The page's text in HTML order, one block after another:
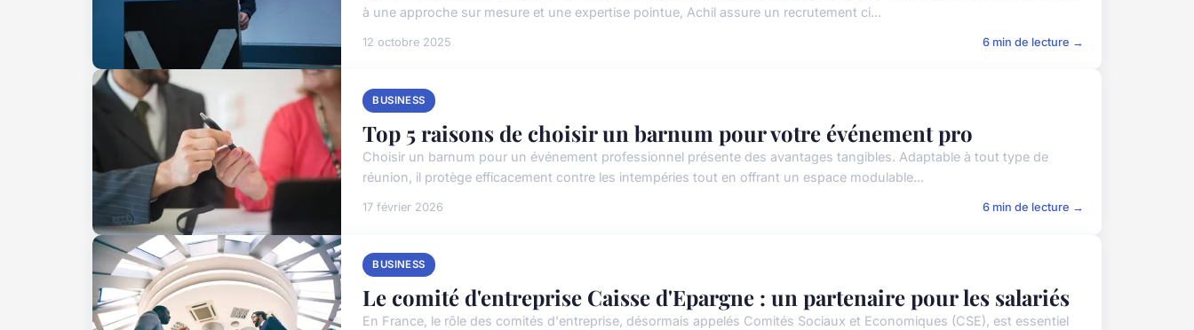
à une approche sur mesure et une expertise pointue, Achil assure un recrutement ci...
12 octobre 2025 6 min de lecture →
BUSINESS
Top 5 raisons de choisir un barnum pour votre événement pro
Choisir un barnum pour un événement professionnel présente des avantages tangibles. Adaptable à tout type de
réunion, il protège efficacement contre les intempéries tout en offrant un espace modulable...
17 février 2026 6 min de lecture →
BUSINESS
Le comité d'entreprise Caisse d'Epargne : un partenaire pour les salariés
En France, le rôle des comités d'entreprise, désormais appelés Comités Sociaux et Economiques (CSE), est essentiel